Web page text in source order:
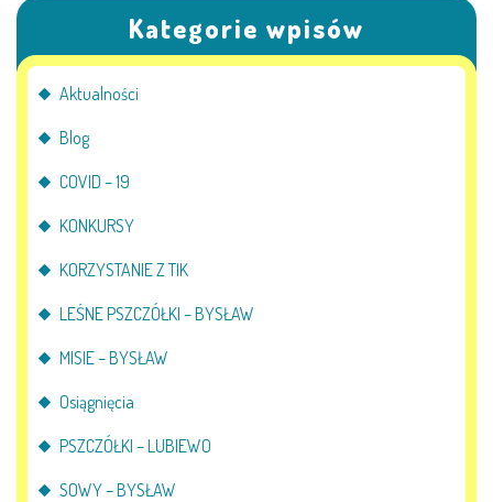
Kategorie wpisów
Aktualności
Blog
COVID – 19
KONKURSY
KORZYSTANIE Z TIK
LEŚNE PSZCZÓŁKI – BYSŁAW
MISIE – BYSŁAW
Osiągnięcia
PSZCZÓŁKI – LUBIEWO
SOWY – BYSŁAW